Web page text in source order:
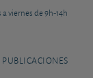
viernes de 9h-14h
PUBLICACIONES